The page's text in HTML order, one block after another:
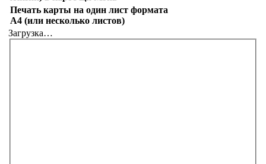
Печать карты на один лист формата
А4 (или несколько листов)
Загрузка…